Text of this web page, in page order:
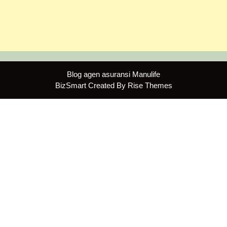
Blog agen asuransi Manulife
BizSmart Created By Rise Themes